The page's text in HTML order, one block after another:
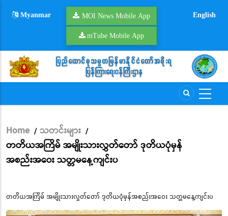
Myanmar MOI News Mobile App
mTube Mobile App
English
Breadcrumb
Home / သတင်းများ /
တတိယအကြိမ် အမျိုးသားလွှတ်တော် ဒုတိယပုံမှန်
အစည်းအဝေး သတ္တမနေ့ကျင်းပ
တတိယအကြိမ် အမျိုးသားလွှတ်တော် ဒုတိယပုံမှန်အစည်းအဝေး သတ္တမနေ့ကျင်းပ